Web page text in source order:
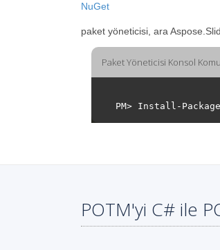
NuGet
paket yöneticisi, ara
Paket Yöneticisi Konsol
POTM'yi C# ile